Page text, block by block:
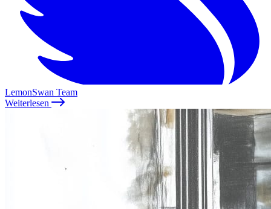
LemonSwan Team
Weiterlesen